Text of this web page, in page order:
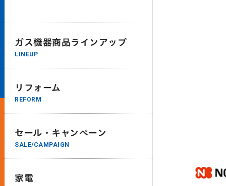
ガス機器商品ラインアップ
LINEUP
リフォーム
REFORM
セール・キャンペーン
SALE/CAMPAIGN
家電